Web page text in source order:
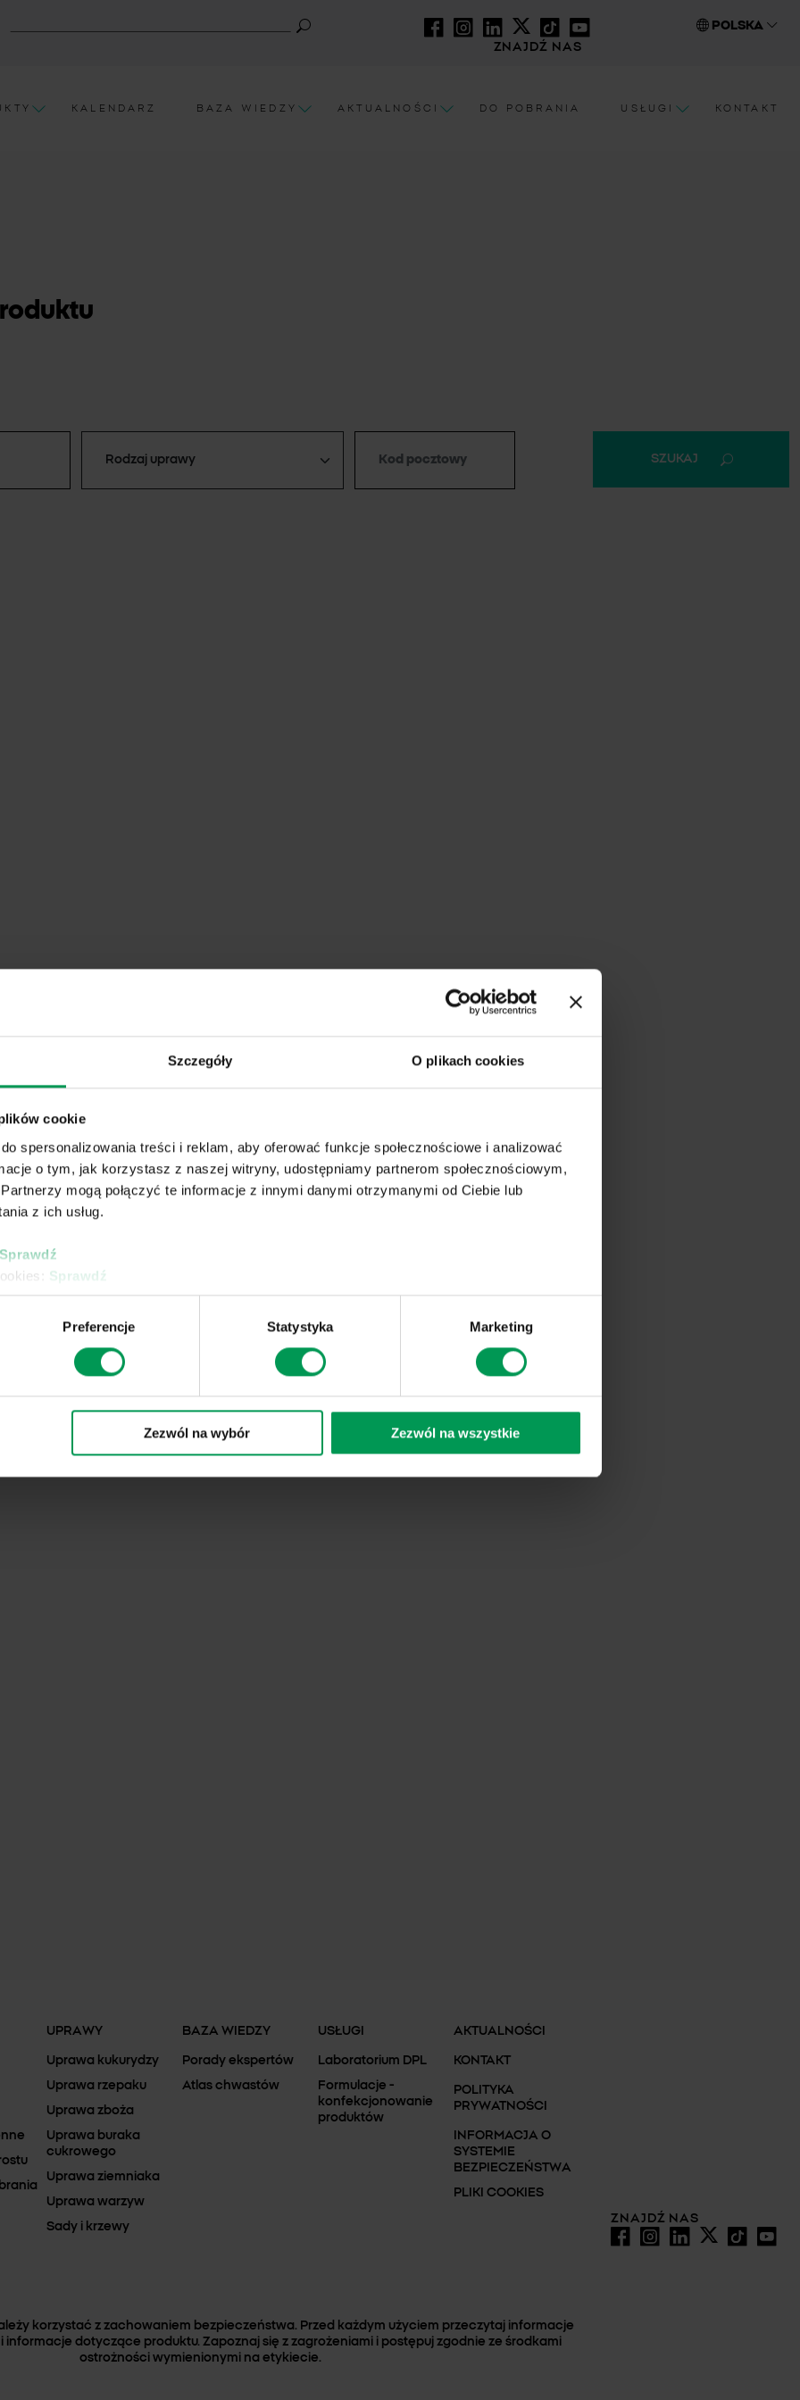
Szczegóły O plikach cookies
cookie
spersonalizowania treści i reklam, aby oferować funkcje społecznościowe i analizować
o tym, jak korzystasz z naszej witryny, udostępniamy partnerom społecznościowym,
mogą połączyć te informacje z innymi danymi otrzymanymi od Ciebie lub
z ich usług.
Sprawdź
Sprawdź
Preferencje Statystyka Marketing
Zezwól na wybór Zezwól na wszystkie
ZNAJDŹ NAS
POLSKA
KALENDARZ BAZA WIEDZY AKTUALNOŚCI DO POBRANIA USŁUGI KONTAKT
SZUKAJ
UPRAWY
Uprawa kukurydzy
Uprawa rzepaku
Uprawa zboża
Uprawa buraka
cukrowego
Uprawa ziemniaka
Uprawa warzyw
Sady i krzewy
BAZA WIEDZY
Porady ekspertów
Atlas chwastów
USŁUGI
Laboratorium DPL
Formulacje -
konfekcjonowanie
produktów
AKTUALNOŚCI
KONTAKT
POLITYKA
PRYWATNOŚCI
INFORMACJA O
SYSTEMIE
BEZPIECZEŃSTWA
PLIKI COOKIES
ZNAJDŹ NAS
korzystać z zachowaniem bezpieczeństwa. Przed każdym użyciem przeczytaj informacje
dotyczące produktu. Zapoznaj się z zagrożeniami i postępuj zgodnie ze środkami
ostrożności wymienionymi na etykiecie.